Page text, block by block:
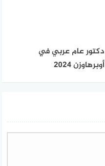
دكتور عام عربي في
أوبرهاوزن 2024